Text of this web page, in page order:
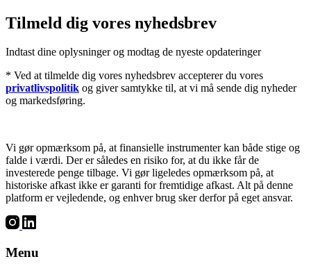
Tilmeld dig vores nyhedsbrev
Indtast dine oplysninger og modtag de nyeste opdateringer
* Ved at tilmelde dig vores nyhedsbrev accepterer du vores
privatlivspolitik og giver samtykke til, at vi må sende dig nyheder
og markedsføring.
Vi gør opmærksom på, at finansielle instrumenter kan både stige og
falde i værdi. Der er således en risiko for, at du ikke får de
investerede penge tilbage. Vi gør ligeledes opmærksom på, at
historiske afkast ikke er garanti for fremtidige afkast. Alt på denne
platform er vejledende, og enhver brug sker derfor på eget ansvar.
Menu